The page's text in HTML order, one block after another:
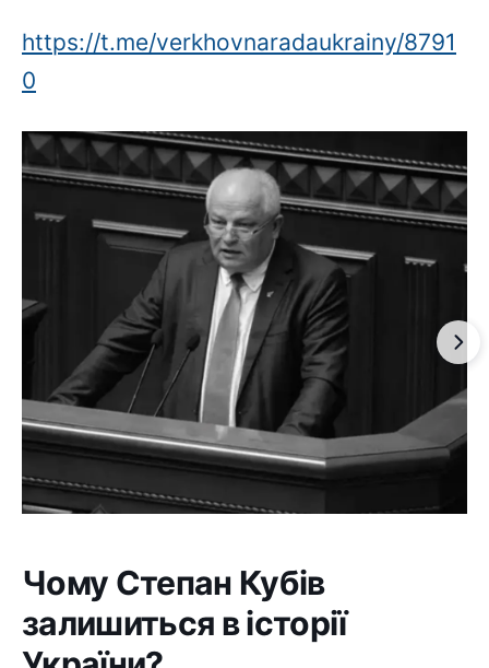
https://t.me/verkhovnaradaukrainy/8791
0
Чому Степан Кубів
залишиться в історії